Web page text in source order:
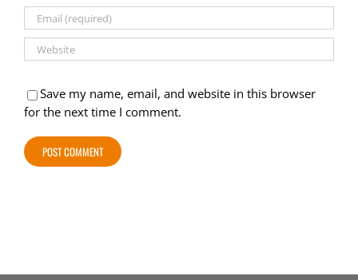
Save my name, email, and website in this browser
for the next time I comment.